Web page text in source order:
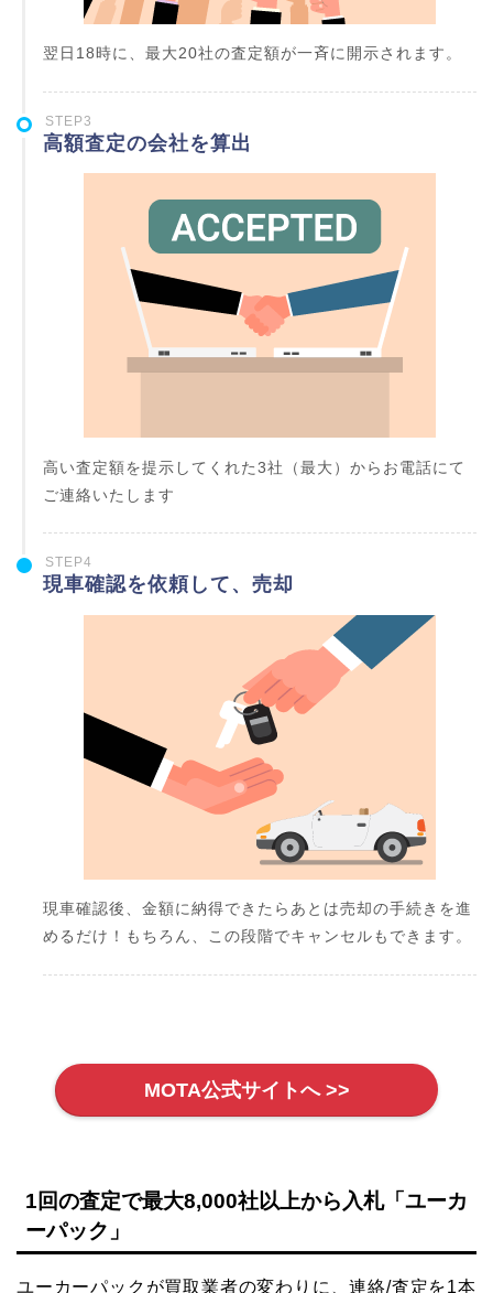
翌日18時に、最大20社の査定額が一斉に開示されます。
STEP3
高額査定の会社を算出
高い査定額を提示してくれた3社（最大）からお電話にて
ご連絡いたします
STEP4
現車確認を依頼して、売却
現車確認後、金額に納得できたらあとは売却の手続きを進
めるだけ！もちろん、この段階でキャンセルもできます。
MOTA公式サイトへ >>
1回の査定で最大8,000社以上から入札「ユーカ
ーパック」
ユーカーパックが買取業者の変わりに、連絡/査定を1本